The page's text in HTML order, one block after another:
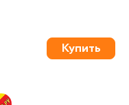
Купить